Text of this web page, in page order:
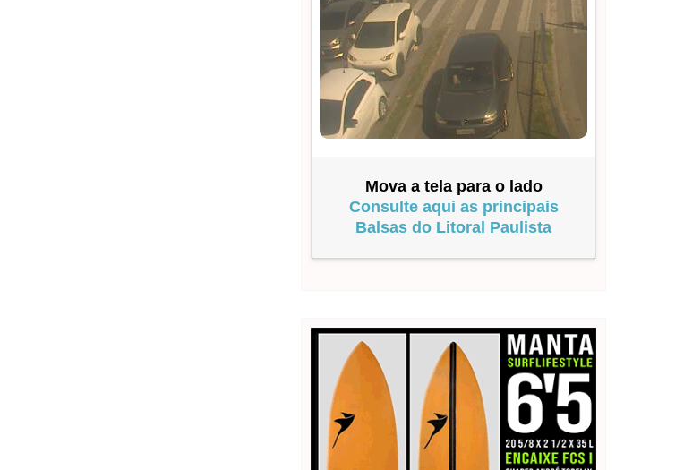
Mova a tela para o lado
Consulte aqui as principais
Balsas do Litoral Paulista